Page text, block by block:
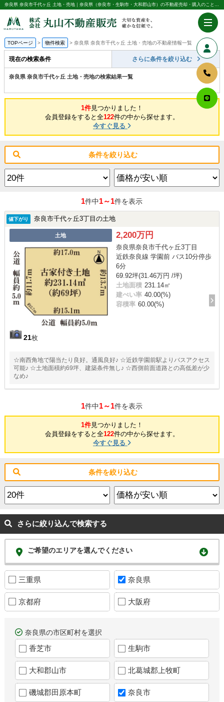
奈良県 奈良市千代ヶ丘 土地・売地｜奈良県（奈良市・生駒市・大和郡山市）の不動産売却・購入のことなら株式会社丸山不動産販売
TOPページ 物件検索 奈良県 奈良市千代ヶ丘 土地・売地の不動産情報一覧
現在の検索条件 さらに条件を絞り込む
奈良県 奈良市千代ヶ丘 土地・売地の検索結果一覧
1件見つかりました！
会員登録をすると全122件の中から探せます。
今すぐ見る
条件を絞り込む
1件中1～1件を表示
値下がり 奈良市千代ヶ丘3丁目の土地
土地
21枚
2,200万円
奈良県奈良市千代ヶ丘3丁目
近鉄奈良線 学園前 バス10分停歩
6分
69.92坪(31.46万円 /坪)
土地面積 231.14㎡
建ぺい率 40.00(%)
容積率 60.00(%)
☆南西角地で陽当たり良好。通風良好♪ ☆近鉄学園前駅よりバスアクセス
可能♪ ☆土地面積約69坪、建築条件無し♪ ☆西側前面道路との高低差が少
なめ♪
1件中1～1件を表示
1件見つかりました！
会員登録をすると全122件の中から探せます。
今すぐ見る
条件を絞り込む
さらに絞り込んで検索する
ご希望のエリアを選んでください
三重県 奈良県
京都府 大阪府
奈良県の市区町村を選択
香芝市 生駒市
大和郡山市 北葛城郡上牧町
磯城郡田原本町 奈良市